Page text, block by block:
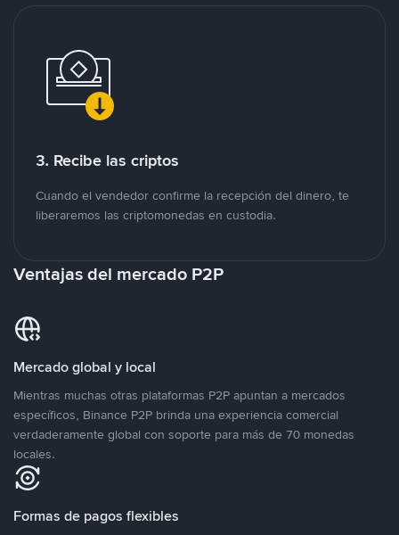
3. Recibe las criptos
Cuando el vendedor confirme la recepción del dinero, te
liberaremos las criptomonedas en custodia.
Ventajas del mercado P2P
Mercado global y local
Mientras muchas otras plataformas P2P apuntan a mercados
específicos, Binance P2P brinda una experiencia comercial
verdaderamente global con soporte para más de 70 monedas
locales.
Formas de pagos flexibles